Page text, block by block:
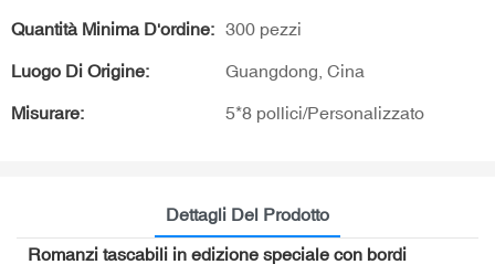
Quantità Minima D'ordine: 300 pezzi
Luogo Di Origine: Guangdong, Cina
Misurare: 5*8 pollici/Personalizzato
Dettagli Del Prodotto
Romanzi tascabili in edizione speciale con bordi